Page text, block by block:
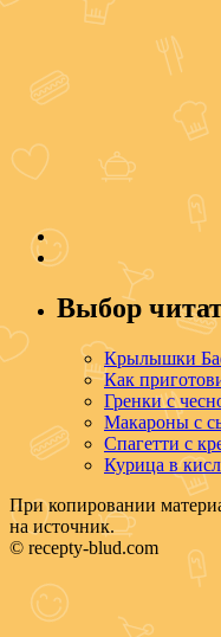
Выбор
Крылышки
Как
Гренки с
Макароны с
Спагетти с
Курица в
При копировании
на источник.
© recepty-blud.com